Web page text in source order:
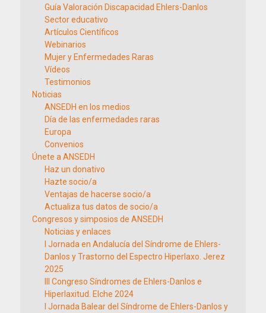
Guía Valoración Discapacidad Ehlers-Danlos
Sector educativo
Artículos Científicos
Webinarios
Mujer y Enfermedades Raras
Vídeos
Testimonios
Noticias
ANSEDH en los medios
Día de las enfermedades raras
Europa
Convenios
Únete a ANSEDH
Haz un donativo
Hazte socio/a
Ventajas de hacerse socio/a
Actualiza tus datos de socio/a
Congresos y simposios de ANSEDH
Noticias y enlaces
I Jornada en Andalucía del Síndrome de Ehlers-
Danlos y Trastorno del Espectro Hiperlaxo. Jerez
2025
III Congreso Síndromes de Ehlers-Danlos e
Hiperlaxitud. Elche 2024
I Jornada Balear del Síndrome de Ehlers-Danlos y